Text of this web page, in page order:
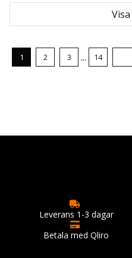
Visa
1 2 3 ... 14
Leverans 1-3 dagar
Betala med Qliro